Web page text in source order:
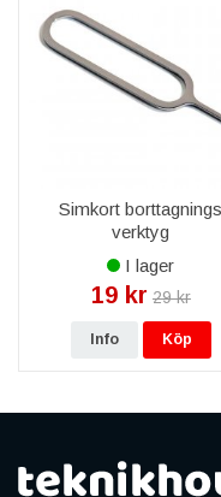
Simkort borttagnings
verktyg
I lager
19 kr 29 kr
Info Köp